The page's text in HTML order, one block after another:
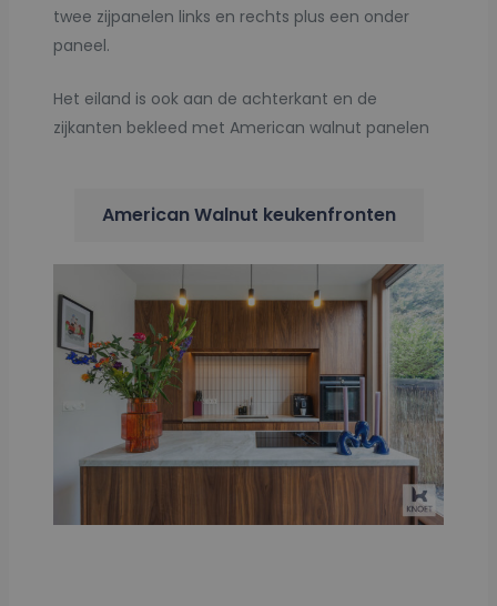
twee zijpanelen links en rechts plus een onder
paneel.
Het eiland is ook aan de achterkant en de
zijkanten bekleed met American walnut panelen
American Walnut keukenfronten